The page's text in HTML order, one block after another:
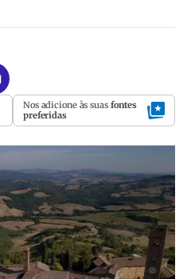
Nos adicione às suas fontes
preferidas